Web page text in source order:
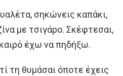
σηκώνεις καπάκι,
με τσιγάρο. Σκέφτεσαι,
έχω να πηδήξω.
τη θυμάσαι όποτε έχεις